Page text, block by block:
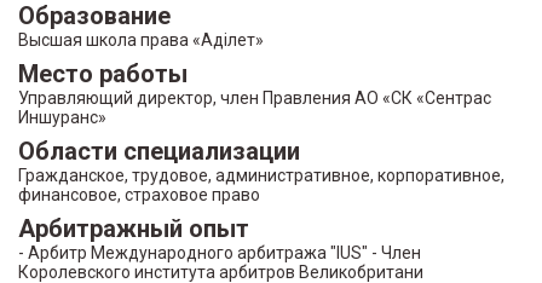
Образование
Высшая школа права «Aдiлет»
Место работы
Управляющий директор, член Правления АО «СК «Сентрас
Иншуранс»
Области специализации
Гражданское, трудовое, административное, корпоративное,
финансовое, страховое право
Арбитражный опыт
- Арбитр Международного арбитража "IUS" - Член
Королевского института арбитров Великобритани